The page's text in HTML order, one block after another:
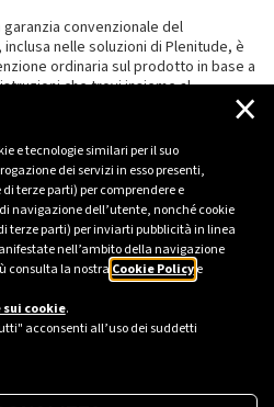
e tecnologie similari per il suo
dei servizi in esso presenti,
terze parti) per comprendere e
navigazione dell’utente, nonché cookie
terze parti) per inviarti pubblicità in linea
nell’ambito della navigazione
consulta la nostra Cookie Policye
cookie.
acconsenti all’uso dei suddetti
×
convenzionale del
nelle soluzioni di Plenitude, è
ordinaria sul prodotto in base a
che trovi insieme al